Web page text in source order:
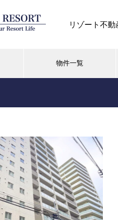
リゾート不
物件一覧
箱根芦之湯 湯の花高原別荘地